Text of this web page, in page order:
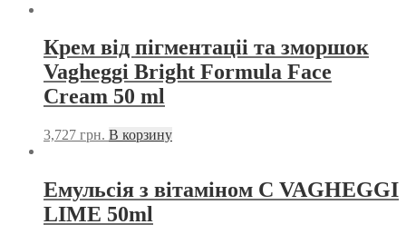
Крем від пігментаціі та зморшок
Vagheggi Bright Formula Face
Cream 50 ml
3,727 грн. В корзину
Емульсія з вітаміном С VAGHEGGI
LIME 50ml